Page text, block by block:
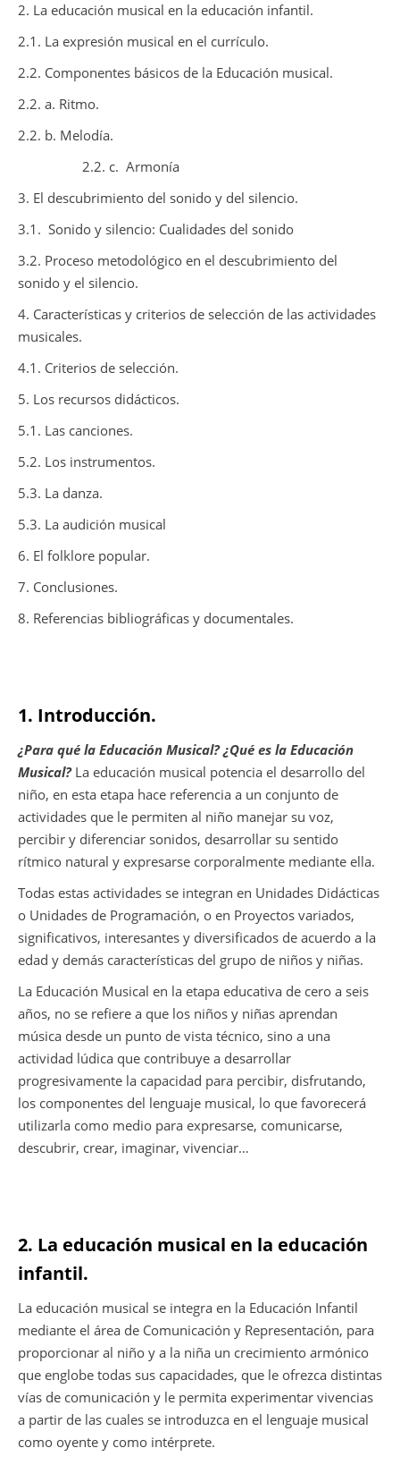
2. La educación musical en la educación infantil.
2.1. La expresión musical en el currículo.
2.2. Componentes básicos de la Educación musical.
2.2. a. Ritmo.
2.2. b. Melodía.
2.2. c. Armonía
3. El descubrimiento del sonido y del silencio.
3.1. Sonido y silencio: Cualidades del sonido
3.2. Proceso metodológico en el descubrimiento del
sonido y el silencio.
4. Características y criterios de selección de las actividades
musicales.
4.1. Criterios de selección.
5. Los recursos didácticos.
5.1. Las canciones.
5.2. Los instrumentos.
5.3. La danza.
5.3. La audición musical
6. El folklore popular.
7. Conclusiones.
8. Referencias bibliográficas y documentales.
1. Introducción.
¿Para qué la Educación Musical? ¿Qué es la Educación
Musical? La educación musical potencia el desarrollo del
niño, en esta etapa hace referencia a un conjunto de
actividades que le permiten al niño manejar su voz,
percibir y diferenciar sonidos, desarrollar su sentido
rítmico natural y expresarse corporalmente mediante ella.
Todas estas actividades se integran en Unidades Didácticas
o Unidades de Programación, o en Proyectos variados,
significativos, interesantes y diversificados de acuerdo a la
edad y demás características del grupo de niños y niñas.
La Educación Musical en la etapa educativa de cero a seis
años, no se refiere a que los niños y niñas aprendan
música desde un punto de vista técnico, sino a una
actividad lúdica que contribuye a desarrollar
progresivamente la capacidad para percibir, disfrutando,
los componentes del lenguaje musical, lo que favorecerá
utilizarla como medio para expresarse, comunicarse,
descubrir, crear, imaginar, vivenciar…
2. La educación musical en la educación
infantil.
La educación musical se integra en la Educación Infantil
mediante el área de Comunicación y Representación, para
proporcionar al niño y a la niña un crecimiento armónico
que englobe todas sus capacidades, que le ofrezca distintas
vías de comunicación y le permita experimentar vivencias
a partir de las cuales se introduzca en el lenguaje musical
como oyente y como intérprete.